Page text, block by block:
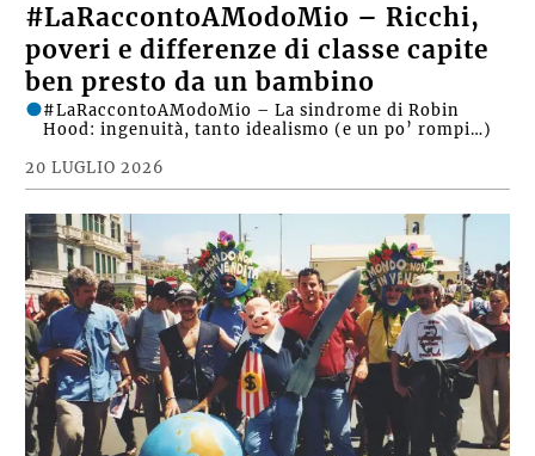
#LaRaccontoAModoMio – Ricchi,
poveri e differenze di classe capite
ben presto da un bambino
20 LUGLIO 2026
#LaRaccontoAModoMio – La sindrome di Robin
Hood: ingenuità, tanto idealismo (e un po’ rompi…)